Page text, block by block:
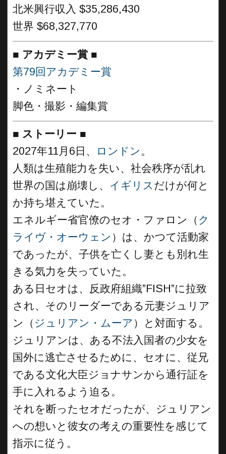
北米興行収入 $35,286,430
世界 $68,327,770
■ アカデミー賞 ■
第79回アカデミー賞
・ノミネート
脚色・撮影・編集賞
■ ストーリー ■
2027年11月6日、
ロンドン 。
人類は生殖能力を失い、社会秩序が乱れ
世界の国は崩壊し、 イギリスだけが何と
か持ち堪えていた。
エネルギー省官僚のセオ・ファロン（ ク
ライヴ・オーウェン ）は、かつて活動家
であったが、子供を亡くし妻とも別れ生
きる気力を失っていた。
ある日セオは、反政府組織”FISH”に拉致
され、そのリーダーである元妻ジュリア
ン（ ジュリアン・ムーア ）と対面する。
ジュリアンは、ある不法入国者の少女を
国外に逃亡させるために、セオに、従兄
である文化大臣ジョナサンから通行証を
手に入れるよう迫る。
それを断ったセオだったが、ジュリアン
への想いと彼女の考えの重要性を感じて
指示に従う。